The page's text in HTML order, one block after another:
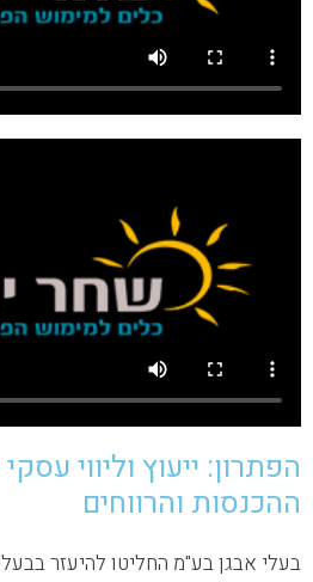
הפתרון: ייעוץ וליווי
ההכנסות והרווחים
בעלי אבגן בע"מ החליטו להיעזר